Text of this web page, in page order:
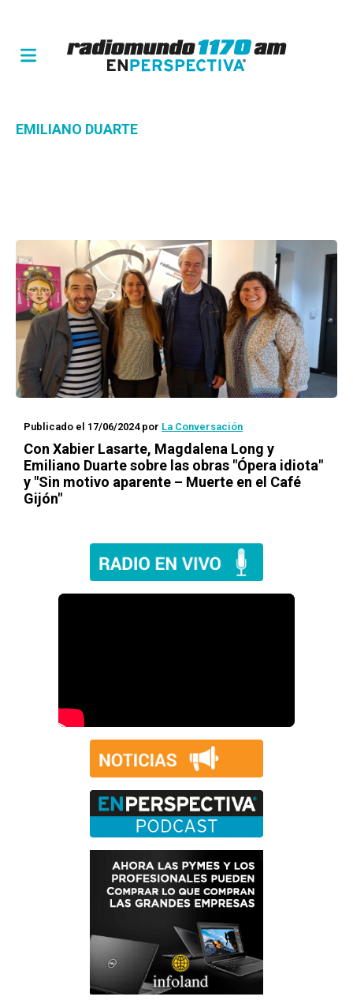
EMILIANO DUARTE
Publicado el 17/06/2024por La Conversación
Con Xabier Lasarte, Magdalena Long y
Emiliano Duarte sobre las obras "Ópera idiota"
y "Sin motivo aparente – Muerte en el Café
Gijón"